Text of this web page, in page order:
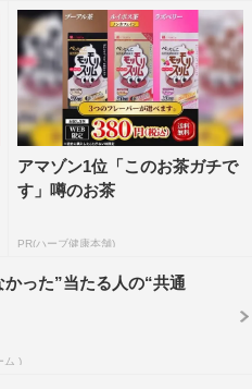
７
安井謙太郎
馬 萩谷慧悟
アマゾン1位「このお茶ガチで
す」噂のお茶
PR(ハーブ健康本舗)
った”当たる人の“共通
ム )